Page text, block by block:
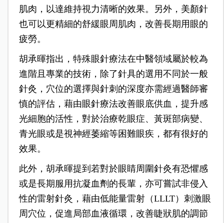
肌肉，以達維持視力清晰的效果。另外，美顏針
也可以更精細的舒緩眼周肌肉，改善長期用眼的
疲勞。
胡承暉指出，特殊眼針療法在中醫領域屬於較為
進階且專業的技術，除了針具的選用不同於一般
針灸，穴位的選擇與針刺的深度亦需經過醫師審
慎的評估，藉由眼針療法改善眼底供血，提升感
光細胞的活性，對於治療乾眼症、黃斑部病變、
青光眼或是視神經萎縮等困難眼疾，都有很好的
效果。
此外，胡承暉提到若對於眼睛周圍針灸有恐懼感
或是長期服用抗凝血劑的長輩，亦可嘗試非侵入
性的雷射針灸，藉由低能量雷射（LLLT）刺激眼
周穴位，促進局部血液循環，改善睫狀肌的調節